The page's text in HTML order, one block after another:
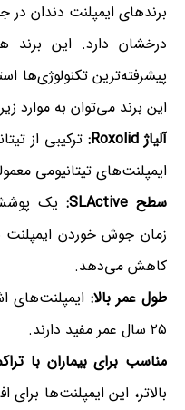
درخشان دارد. این برند
پیشرفته‌ترین تکنولوژی‌ها
این برند می‌توان به موارد
آلیاژ Roxolid:
ایمپلنت‌های تیتانیومی
سطح SLActive:
یک
کاهش می‌دهد.
طول عمر بالا: ایمپلنت‌های
۲۵ سال عمر مفید دارند.
مناسب برای بیماران با
بالاتر، این ایمپلنت‌ها